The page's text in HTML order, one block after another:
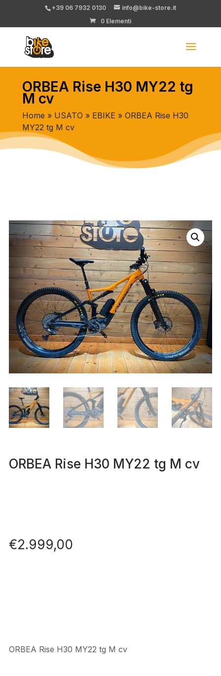
+39 06 7932 0130
info@bike-store.it
0 Elementi
ORBEA Rise H30 MY22 tg
M cv
Home » USATO » EBIKE » ORBEA Rise H30
MY22 tg M cv
ORBEA Rise H30 MY22 tg M cv
€2.999,00
ORBEA Rise H30 MY22 tg M cv